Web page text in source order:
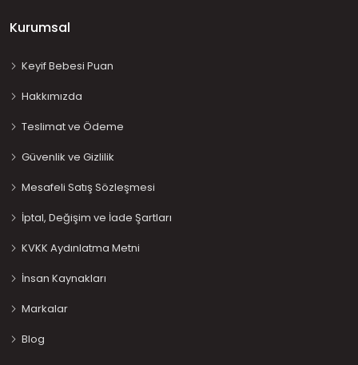
Kurumsal
Keyif Bebesi Puan
Hakkımızda
Teslimat ve Ödeme
Güvenlik ve Gizlilik
Mesafeli Satış Sözleşmesi
İptal, Değişim ve İade Şartları
KVKK Aydınlatma Metni
İnsan Kaynakları
Markalar
Blog